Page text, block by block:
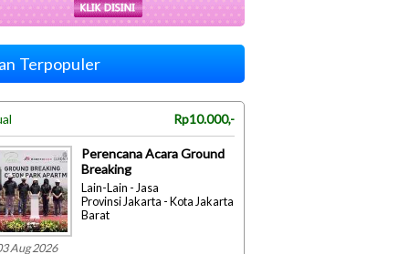
Terpopuler
Rp10.000,-
Aug 2026
Perencana Acara Ground
Breaking
Lain-Lain - Jasa
Provinsi Jakarta - Kota Jakarta
Barat